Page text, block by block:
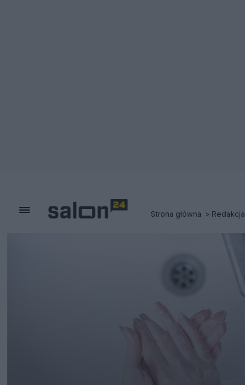
Strona główna Redakcja